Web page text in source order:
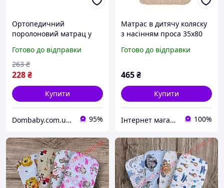
Ортопедичний
поролоновий матрац у
універсальний
Готово до відправки
228₴
263 ₴
Купити
Dombaby.com.ua - інтернет магазин дитячих товарів 95%
Матрас в дитячу коляску
з насінням проса 35х80
Готово до відправки
465₴
Купити
Інтернет магазин "Matrolinen" 100%